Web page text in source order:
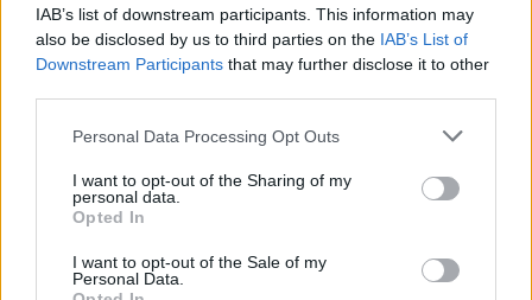
IAB’s list of downstream participants. This information may
also be disclosed by us to third parties on the IAB’s List of
Downstream Participants that may further disclose it to other
Please note that this website/app uses one or more Google
not limited to your visit or usage behaviour. You may click to
grant or deny consent to Google and its third-party tags to
use your data for below specified purposes in below Google
consent section.
Personal Data Processing Opt Outs
I want to opt-out of the Sharing of my
personal data.
Opted In
I want to opt-out of the Sale of my
Personal Data.
Három azonosítógazdálkodási változást vezet be az NMHH.
1
HÍRLEVÉL